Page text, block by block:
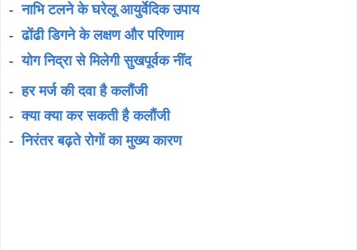
-नाभि टलने के घरेलू आयुर्वेदिक उपाय
-ढोंढी डिगने के लक्षण और परिणाम
-योग निद्रा से मिलेगी सुखपूर्वक नींद
-हर मर्ज की दवा है कलौंजी
-क्या क्या कर सकती है कलौंजी
-निरंतर बढ़ते रोगों का मुख्य कारण